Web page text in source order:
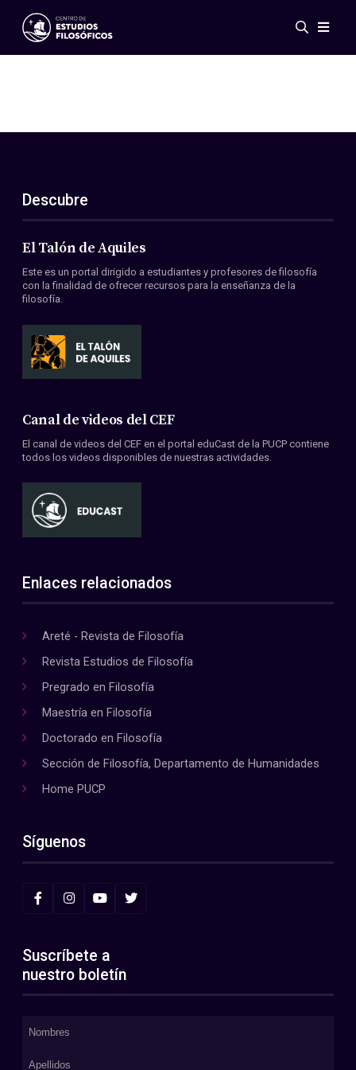
Eventos
ES
EN
Acerca de nosotros
Miembros
Convenios
Descubre
El Talón de Aquiles
Este es un portal dirigido a estudiantes y profesores de filosofía
con la finalidad de ofrecer recursos para la enseñanza de la
filosofía.
Canal de videos del CEF
El canal de videos del CEF en el portal eduCast de la PUCP contiene
todos los videos disponibles de nuestras actividades.
Enlaces relacionados
Areté - Revista de Filosofía
Revista Estudios de Filosofía
Pregrado en Filosofía
Maestría en Filosofía
Doctorado en Filosofía
Sección de Filosofía, Departamento de Humanidades
Home PUCP
Síguenos
Suscríbete a
nuestro boletín